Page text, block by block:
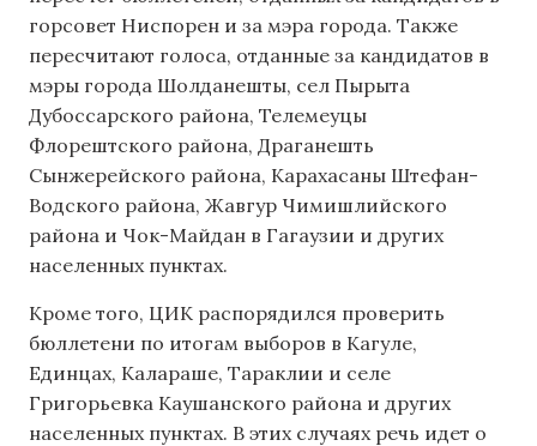
горсовет Ниспорен и за мэра города. Также
пересчитают голоса, отданные за кандидатов в
мэры города Шолданешты, сел Пырыта
Дубоссарского района, Телемеуцы
Флорештского района, Драганешть
Сынжерейского района, Карахасаны Штефан-
Водского района, Жавгур Чимишлийского
района и Чок-Майдан в Гагаузии и других
населенных пунктах.
Кроме того, ЦИК распорядился проверить
бюллетени по итогам выборов в Кагуле,
Единцах, Калараше, Тараклии и селе
Григорьевка Каушанского района и других
населенных пунктах. В этих случаях речь идет о